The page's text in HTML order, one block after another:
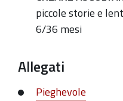
6/36
piccole storie e
6/36 mesi
Allegati
Pieghevole